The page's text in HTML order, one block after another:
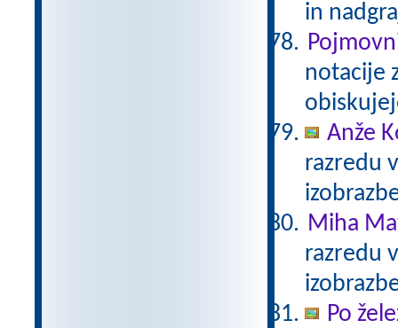
in
notacije
Anže
razredu
Miha
razredu
Po